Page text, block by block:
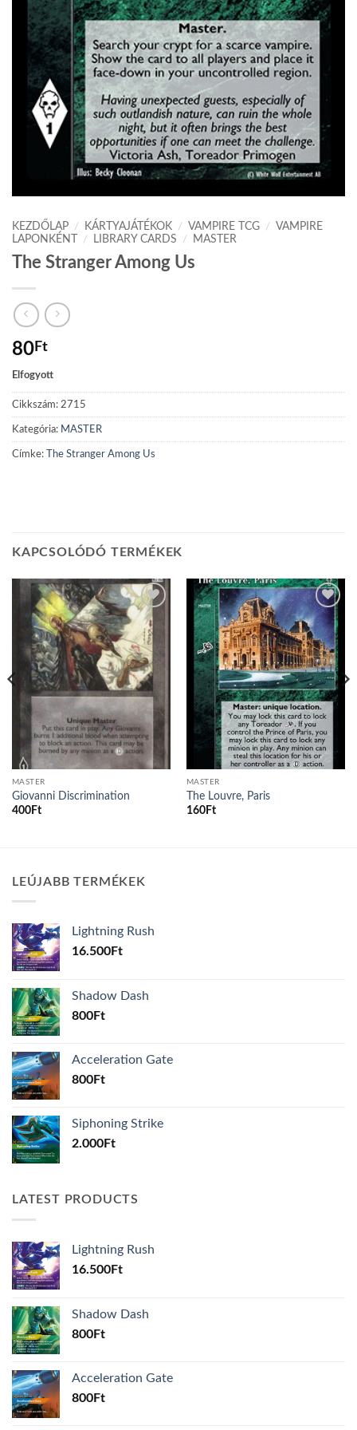
KEZDŐLAP / KÁRTYAJÁTÉKOK / VAMPIRE TCG /
VAMPIRE
LAPONKÉNT
/ LIBRARY CARDS / MASTER
The Stranger Among Us
80Ft
Elfogyott
Cikkszám: 2715
Kategória: MASTER
Címke: The Stranger Among Us
KAPCSOLÓDÓ TERMÉKEK
Add to
wishlist
MASTER
Giovanni Discrimination
400Ft
Add to
wishlist
MASTER
The Louvre, Paris
160Ft
LEÚJABB TERMÉKEK
Lightning Rush
16.500Ft
Shadow Dash
800Ft
Acceleration Gate
800Ft
Siphoning Strike
2.000Ft
LATEST PRODUCTS
Lightning Rush
16.500Ft
Shadow Dash
800Ft
Acceleration Gate
800Ft